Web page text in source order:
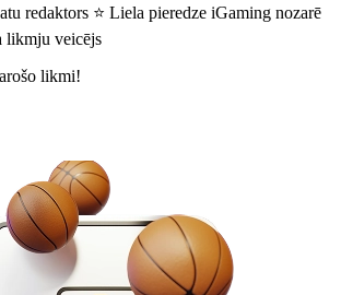
redaktors ⭐ Liela pieredze iGaming nozarē
likmju veicējs
likmi!